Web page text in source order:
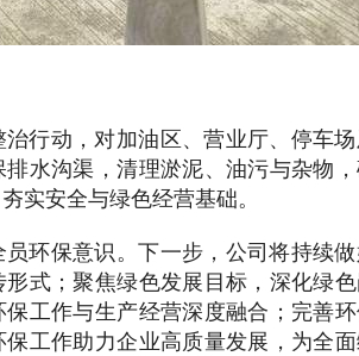
行动，对加油区、营业厅、停车
水沟渠，清理淤泥、油污与杂物
实安全与绿色经营基础。
环保意识。下一步，公司将持续
式；聚焦绿色发展目标，深化绿
工作与生产经营深度融合；完善
工作助力企业高质量发展，为全